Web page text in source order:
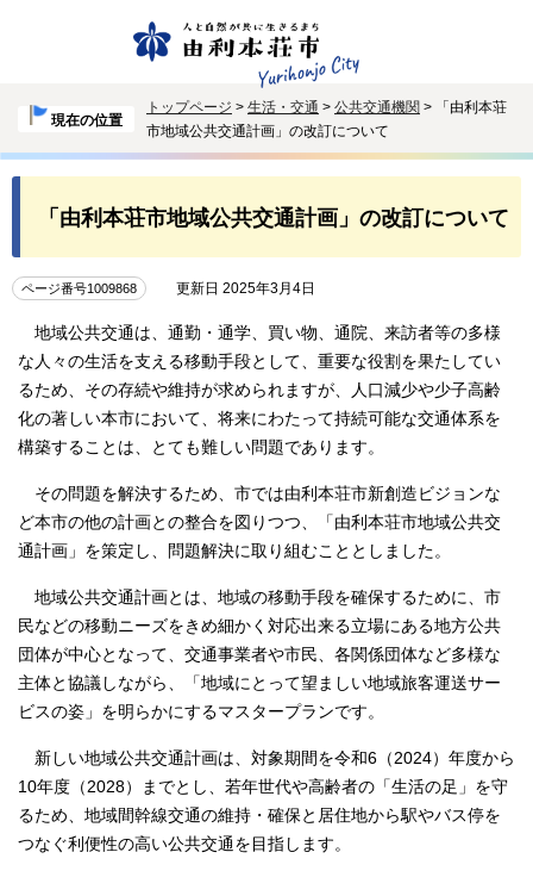
現在の位置
トップページ > 生活・交通 > 公共交通機関 > 「由利本荘
市地域公共交通計画」の改訂について
「由利本荘市地域公共交通計画」の改訂について
ページ番号1009868 更新日 2025年3月4日
地域公共交通は、通勤・通学、買い物、通院、来訪者等の多様
な人々の生活を支える移動手段として、重要な役割を果たしてい
るため、その存続や維持が求められますが、人口減少や少子高齢
化の著しい本市において、将来にわたって持続可能な交通体系を
構築することは、とても難しい問題であります。
その問題を解決するため、市では由利本荘市新創造ビジョンな
ど本市の他の計画との整合を図りつつ、「由利本荘市地域公共交
通計画」を策定し、問題解決に取り組むこととしました。
地域公共交通計画とは、地域の移動手段を確保するために、市
民などの移動ニーズをきめ細かく対応出来る立場にある地方公共
団体が中心となって、交通事業者や市民、各関係団体など多様な
主体と協議しながら、「地域にとって望ましい地域旅客運送サー
ビスの姿」を明らかにするマスタープランです。
新しい地域公共交通計画は、対象期間を令和6（2024）年度から
10年度（2028）までとし、若年世代や高齢者の「生活の足」を守
るため、地域間幹線交通の維持・確保と居住地から駅やバス停を
つなぐ利便性の高い公共交通を目指します。